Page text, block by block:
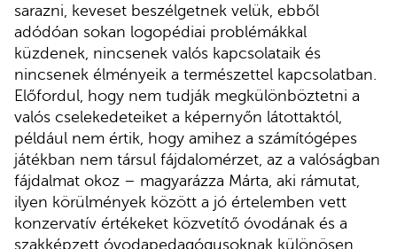
sarazni, keveset beszélgetnek velük, ebből
adódóan sokan logopédiai problémákkal
küzdenek, nincsenek valós kapcsolataik és
nincsenek élményeik a természettel kapcsolatban.
Előfordul, hogy nem tudják megkülönböztetni a
valós cselekedeteiket a képernyőn látottaktól,
például nem értik, hogy amihez a számítógépes
játékban nem társul fájdalomérzet, az a valóságban
fájdalmat okoz – magyarázza Márta, aki rámutat,
ilyen körülmények között a jó értelemben vett
konzervatív értékeket közvetítő óvodának és a
szakképzett óvodapedagógusoknak különösen